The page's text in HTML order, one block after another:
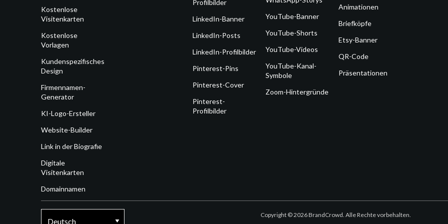
Kostenlose
Visitenkarten
Kostenlose
Vorlagen
Kundenspezifisches
Design
Firmennamen-
Generator
KI-Logo-Ersteller
Website-Builder
Link in der Biografie
Digitale
Visitenkarten
Domainnamen
Profilbilder
LinkedIn-Banner
LinkedIn-Posts
LinkedIn-Profilbilder
Pinterest-Pins
Pinterest-Cover
Pinterest-
Profilbilder
YouTube-Banner
YouTube-Shorts
YouTube-Videos
YouTube-Kanal-
Symbole
Zoom-Hintergründe
Animationen
Briefköpfe
Etsy-Banner
QR-Code
Präsentationen
Copyright © 2026 BrandCrowd. Alle Rechte vorbehalten.